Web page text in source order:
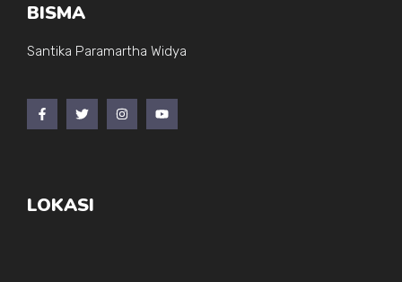
BISMA
Santika Paramartha Widya
LOKASI